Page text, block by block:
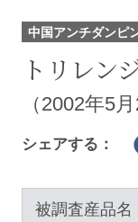
中国アンチダンピ
トリレン
（2002年5
シェアする：
被調査産品名